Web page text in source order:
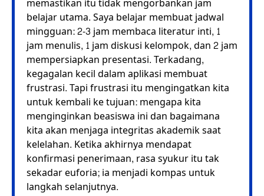
belajar utama. Saya belajar membuat jadwal
mingguan: 2-3 jam membaca literatur inti, 1
jam menulis, 1 jam diskusi kelompok, dan 2 jam
mempersiapkan presentasi. Terkadang,
kegagalan kecil dalam aplikasi membuat
frustrasi. Tapi frustrasi itu mengingatkan kita
untuk kembali ke tujuan: mengapa kita
menginginkan beasiswa ini dan bagaimana
kita akan menjaga integritas akademik saat
kelelahan. Ketika akhirnya mendapat
konfirmasi penerimaan, rasa syukur itu tak
sekadar euforia; ia menjadi kompas untuk
langkah selanjutnya.